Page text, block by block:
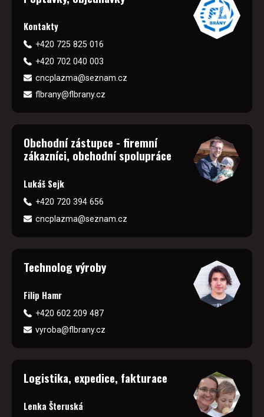
Kontakty
+420 725 825 016
+420 702 040 003
cncplazma@seznam.cz
flbrany@flbrany.cz
Obchodní zástupce - firemní
zákazníci, obchodní spolupráce
Lukáš Sejk
+420 720 394 656
cncplazma@seznam.cz
Technolog výroby
Filip Hamr
+420 602 209 487
vyroba@flbrany.cz
Logistika, expedice, fakturace
Lenka Šteruská